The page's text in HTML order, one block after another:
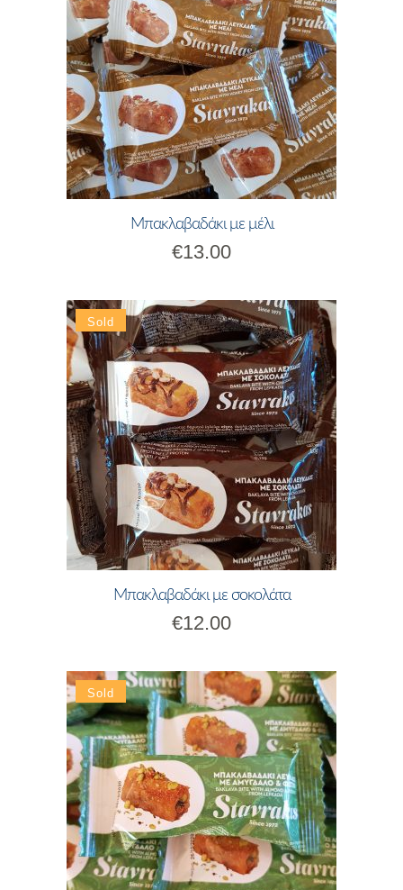
Μπακλαβαδάκι με μέλι
€13.00
Μπακλαβαδάκι με σοκολάτα
€12.00